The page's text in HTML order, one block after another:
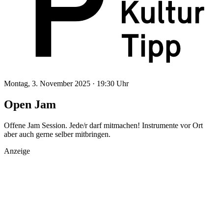
Montag, 3. November 2025 · 19:30 Uhr
Open Jam
Offene Jam Session. Jede/r darf mitmachen! Instrumente vor Ort
aber auch gerne selber mitbringen.
Anzeige